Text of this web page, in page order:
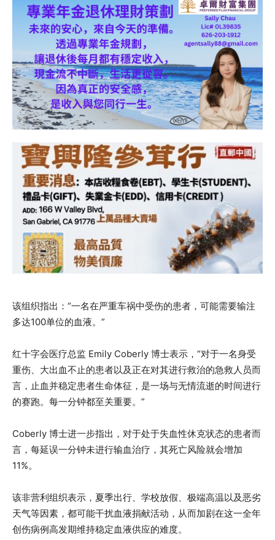
该组织指出：“一名在严重车祸中受伤的患者，可能需要输注
多达100单位的血液。”
红十字会医疗总监 Emily Coberly 博士表示，“对于一名身受
重伤、大出血不止的患者以及正在对其进行救治的急救人员而
言，止血并稳定患者生命体征，是一场与无情流逝的时间进行
的赛跑。每一分钟都至关重要。”
Coberly 博士进一步指出，对于处于失血性休克状态的患者而
言，每延误一分钟未进行输血治疗，其死亡风险就会增加
11%。
该非营利组织表示，夏季出行、学校放假、极端高温以及恶劣
天气等因素，都可能干扰血液捐献活动，从而加剧在这一全年
创伤病例高发期维持稳定血液供应的难度。